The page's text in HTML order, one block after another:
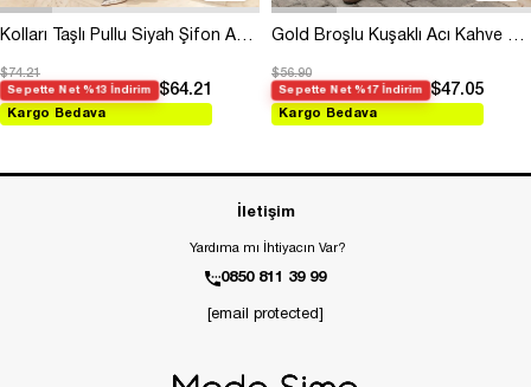
Kolları Taşlı Pullu Siyah Şifon Abiye
$74.21
Sepette Net %13 İndirim $64.21
Kargo Bedava
Gold Broşlu Kuşaklı Acı Kahve Modal Elbise
$56.90
Sepette Net %17 İndirim $47.05
Kargo Bedava
İletişim
Yardıma mı İhtiyacın Var?
0850 811 39 99
[email protected]